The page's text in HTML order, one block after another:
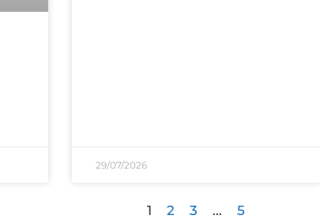
29/07/2026
1 2 3 … 5